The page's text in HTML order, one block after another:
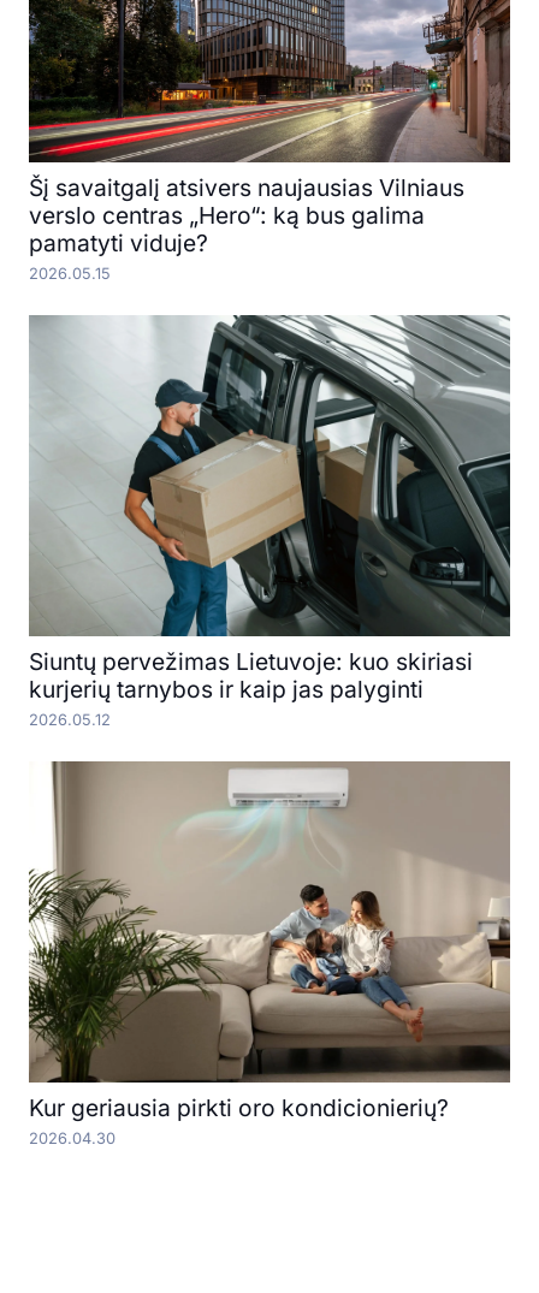
Šį savaitgalį atsivers naujausias Vilniaus
verslo centras „Hero“: ką bus galima
pamatyti viduje?
2026.05.15
Siuntų pervežimas Lietuvoje: kuo skiriasi
kurjerių tarnybos ir kaip jas palyginti
2026.05.12
Kur geriausia pirkti oro kondicionierių?
2026.04.30